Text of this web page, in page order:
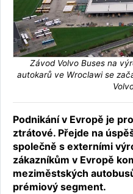
Závod Volvo Buses na
autokarů ve Wroclawi se
Podnikání v Evropě je
ztrátové. Přejde na
společně s externími
zákazníkům v Evropě
meziměstských
prémiový segment.